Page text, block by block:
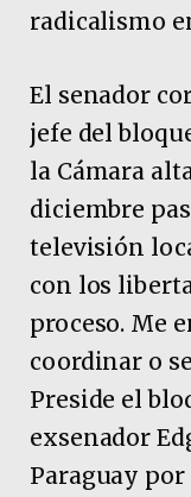
radicalismo
El senador
jefe del
la Cámara
diciembre
televisión
con los
proceso. Me
coordinar o
Preside el
exsenador
Paraguay